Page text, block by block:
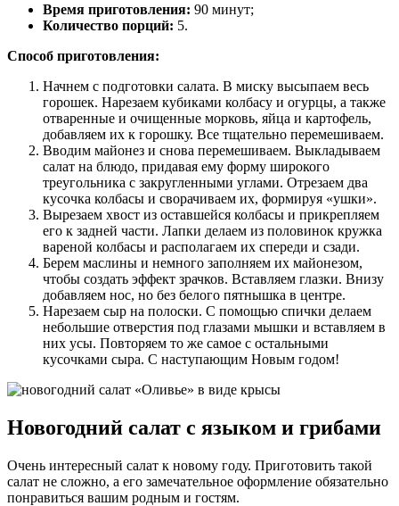
Время приготовления: 90 минут;
Количество порций: 5.
Способ приготовления:
Начнем с подготовки салата. В миску высыпаем весь
горошек. Нарезаем кубиками колбасу и огурцы, а также
отваренные и очищенные морковь, яйца и картофель,
добавляем их к горошку. Все тщательно перемешиваем.
Вводим майонез и снова перемешиваем. Выкладываем
салат на блюдо, придавая ему форму широкого
треугольника с закругленными углами. Отрезаем два
кусочка колбасы и сворачиваем их, формируя «ушки».
Вырезаем хвост из оставшейся колбасы и прикрепляем
его к задней части. Лапки делаем из половинок кружка
вареной колбасы и располагаем их спереди и сзади.
Берем маслины и немного заполняем их майонезом,
чтобы создать эффект зрачков. Вставляем глазки. Внизу
добавляем нос, но без белого пятнышка в центре.
Нарезаем сыр на полоски. С помощью спички делаем
небольшие отверстия под глазами мышки и вставляем в
них усы. Повторяем то же самое с остальными
кусочками сыра. С наступающим Новым годом!
Новогодний салат с языком и грибами
Очень интересный салат к новому году. Приготовить такой
салат не сложно, а его замечательное оформление обязательно
понравиться вашим родным и гостям.